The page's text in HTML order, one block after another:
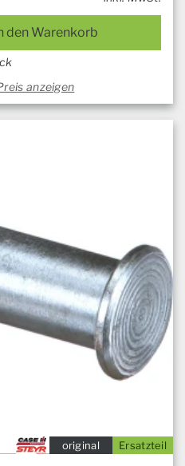
den Warenkorb
anzeigen
Ersatzteil
original